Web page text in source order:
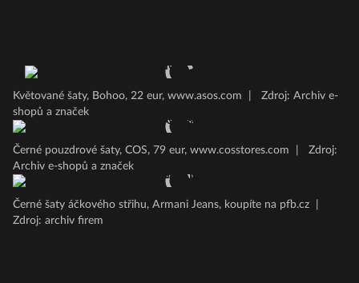
Květované šaty, Bohoo, 22 eur, www.asos.com
Zdroj: Archiv e-
shopů a značek
Černé pouzdrové šaty, COS, 79 eur, www.cosstores.com
Zdroj:
Archiv e-shopů a značek
Černé šaty áčkového střihu, Armani Jeans, koupíte na pfb.cz
Zdroj: archiv firem